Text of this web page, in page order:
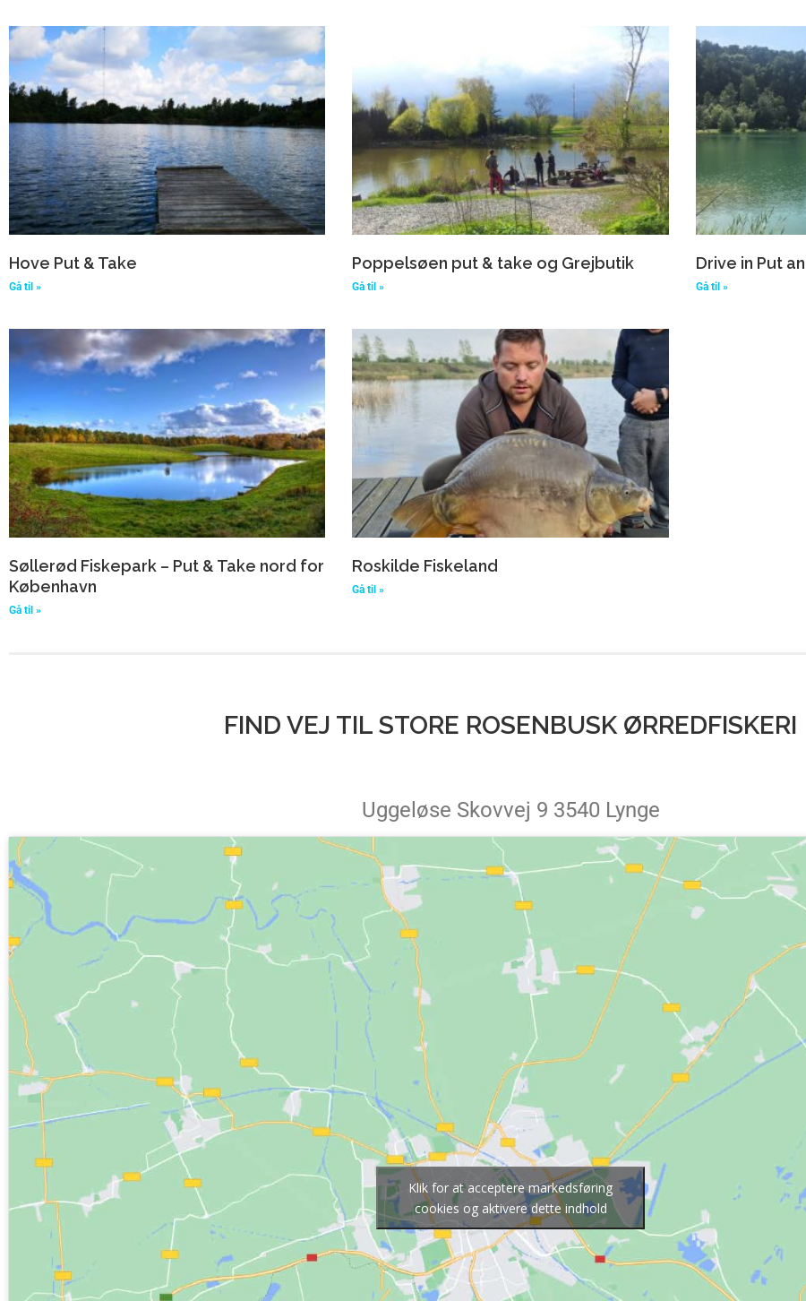
Hove Put & Take
Gå til »
Poppelsøen put & take og Grejbutik
Gå til »
Drive in Put
Gå til »
Søllerød Fiskepark – Put & Take nord for
København
Gå til »
Roskilde Fiskeland
Gå til »
FIND VEJ TIL STORE ROSENBUSK ØRREDFISKERI
Uggeløse Skovvej 9 3540 Lynge
Klik for at acceptere markedsføring
cookies og aktivere dette indhold